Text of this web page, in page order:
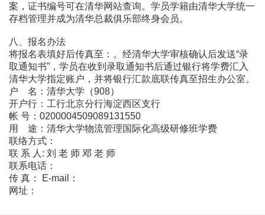
案，证书编号可在清华网站查询。学员学籍由清华大学统一
存档管理并成为清华总裁俱乐部终身会员。
八、报名办法
将报名表填好后传真至：。经清华大学审核确认后发送“录
取通知书”，学员在收到录取通知书后通过银行将学费汇入
清华大学指定账户，并将银行汇款底联传真至招生办公室。
户 名：清华大学（908）
开户行：工行北京分行海淀西区支行
帐 号：0200004509089131550
用 途：清华大学物流管理国际化高级研修班学费
联络方式：
联 系 人: 刘 老 师 邓 老 师
联系电话：
传 真： E-mail：
网址：